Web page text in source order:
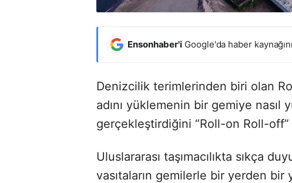
Ensonhaber'i Google'da haber
Denizcilik terimlerinden biri olan
adını yüklemenin bir gemiye nasıl
gerçekleştirdiğini “Roll-on Roll-off”
Uluslararası taşımacılıkta sıkça
vasıtaların gemilerle bir yerden